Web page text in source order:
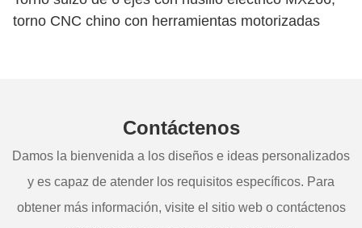
torno CNC chino con herramientas motorizadas
Contáctenos
Damos la bienvenida a los diseños e ideas personalizados
y es capaz de atender los requisitos específicos. Para
obtener más información, visite el sitio web o contáctenos